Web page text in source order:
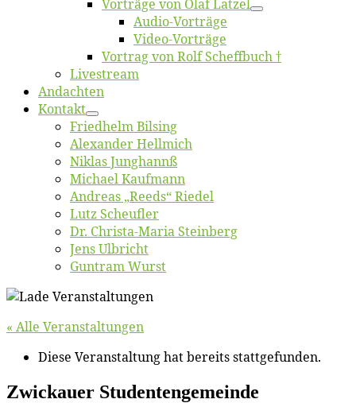
Vor­trä­ge von Olaf Latzel
Au­dio-Vor­trä­ge
Vi­deo-Vor­trä­ge
Vor­trag von Rolf Scheffbuch †
Live­stream
An­dach­ten
Kon­takt
Fried­helm Bilsing
Alex­an­der Hellmich
Ni­klas Junghannß
Mi­cha­el Kaufmann
An­dre­as „Reeds“ Riedel
Lutz Scheuf­ler
Dr. Chris­­ta-Ma­ria Steinberg
Jens Ulb­richt
Gun­tram Wurst
« Alle Veranstaltungen
Diese Veranstaltung hat bereits stattgefunden.
Zwi­ckau­er Studentengemeinde